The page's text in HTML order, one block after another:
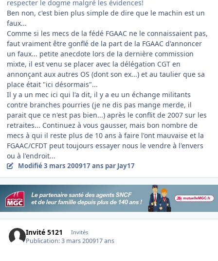
respecter le dogme malgré les évidences!
Ben non, c'est bien plus simple de dire que le machin est un
faux...
Comme si les mecs de la fédé FGAAC ne le connaissaient pas,
faut vraiment être gonflé de la part de la FGAAC d'annoncer
un faux... petite anecdote lors de la dernière commission
mixte, il est venu se placer avec la délégation CGT en
annonçant aux autres OS (dont son ex...) et au taulier que sa
place était "ici désormais"...
Il y a un mec ici qui l'a dit, il y a eu un échange militants
contre branches pourries (je ne dis pas mange merde, il
parait que ce n'est pas bien...) après le conflit de 2007 sur les
retraites... Continuez à vous gausser, mais bon nombre de
mecs à qui il reste plus de 10 ans à faire l'ont mauvaise et la
FGAAC/CFDT peut toujours essayer nous le vendre à l'envers
ou à l'endroit...
Modifié3 mars 200917 ans par Jay17
Invité 5121 Invités
Publication:3 mars 200917 ans